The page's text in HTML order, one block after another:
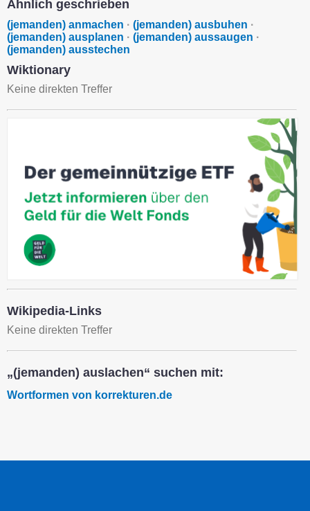
Ähnlich geschrieben
(jemanden) anmachen · (jemanden) ausbuhen ·
(jemanden) ausplanen · (jemanden) aussaugen ·
(jemanden) ausstechen
Wiktionary
Keine direkten Treffer
Wikipedia-Links
Keine direkten Treffer
„(jemanden) auslachen“ suchen mit:
Wortformen von korrekturen.de